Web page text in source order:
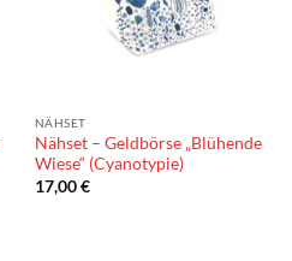
NÄHSET
Nähset – Geldbörse „Blühende
Wiese“ (Cyanotypie)
17,00€